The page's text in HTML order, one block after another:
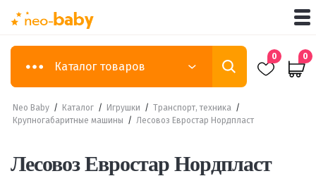
Каталог товаров
0 0
Neo Baby / Каталог / Игрушки / Транспорт, техника /
Крупногабаритные машины / Лесовоз Евростар Нордпласт
Лесовоз Евростар Нордпласт